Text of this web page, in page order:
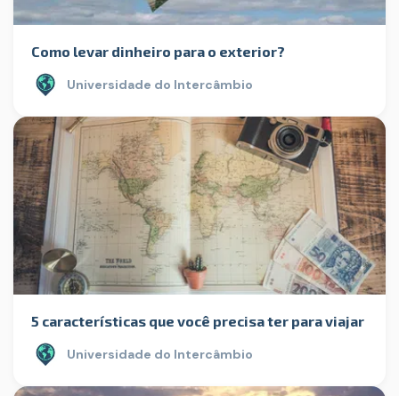
Como levar dinheiro para o exterior?
Universidade do Intercâmbio
5 características que você precisa ter para viajar
Universidade do Intercâmbio